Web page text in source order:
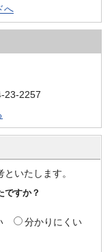
へ
23-2257
いたします。
ですか？
分かりにくい